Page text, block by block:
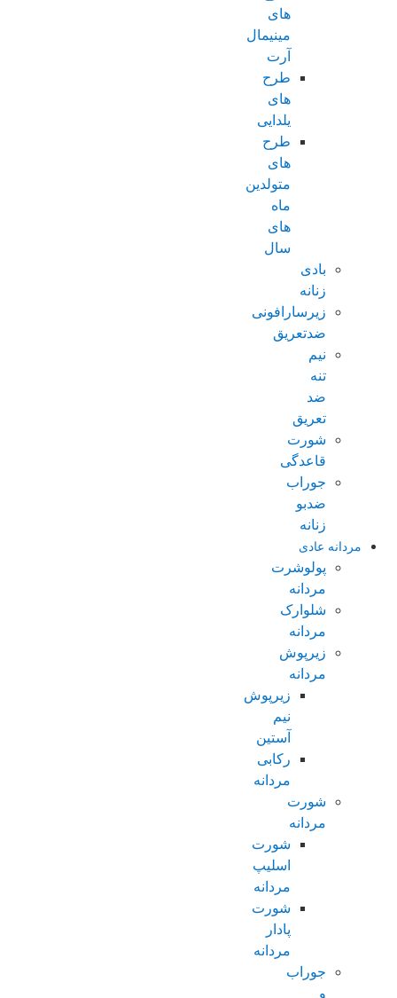
های
مینیمال
آرت
طرح
های
یلدایی
طرح
های
متولدین
ماه
های
سال
بادی
زنانه
زیرسارافونی
ضدتعریق
نیم
تنه
ضد
تعریق
شورت
قاعدگی
جوراب
ضدبو
زنانه
مردانه عادی
پولوشرت
مردانه
شلوارک
مردانه
زیرپوش
مردانه
زیرپوش
نیم
آستین
رکابی
مردانه
شورت
مردانه
شورت
اسلیپ
مردانه
شورت
پادار
مردانه
جوراب
و